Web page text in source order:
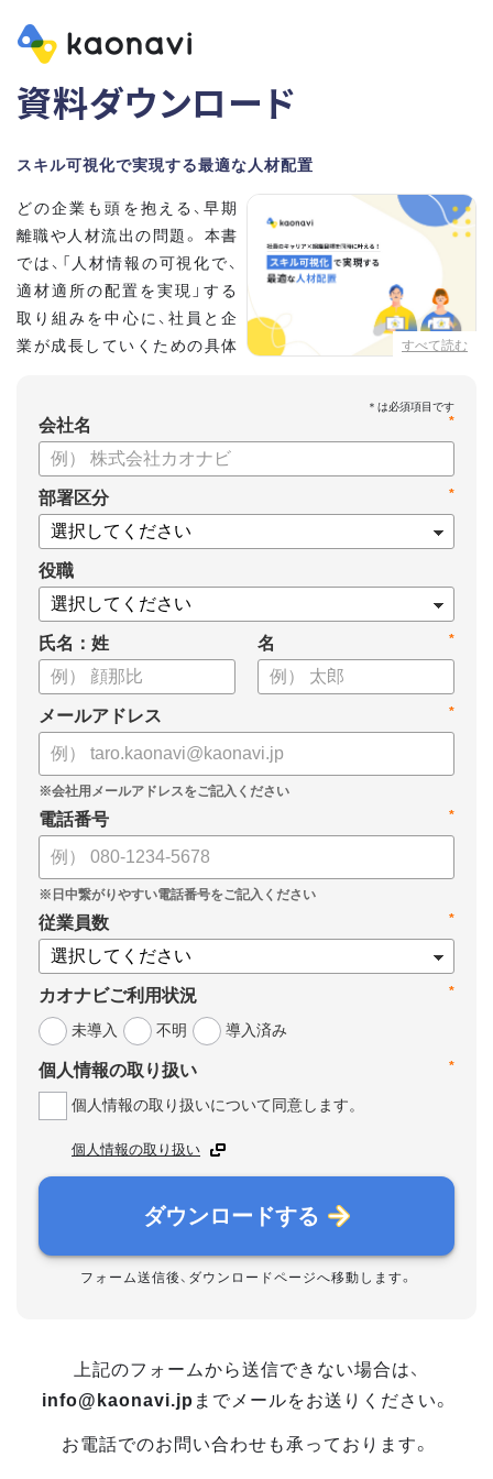
資料ダウンロード
スキル可視化で実現する最適な人材配置
すべて読む
どの企業も頭を抱える、早期
離職や人材流出の問題。 本書
では、「人材情報の可視化で、
適材適所の配置を実現」する
取り組みを中心に、社員と企
業が成長していくための具体
【資料の内容】
・不適切な人員配置の要因と悪影響
・データドリブンな人材配置のメリット
・導入イメージとリーダー育成への応用
*
会社名
*
部署区分
役職
氏名：姓 *
名
*
メールアドレス
*
電話番号
*
従業員数
*
カオナビご利用状況
未導入
不明 導入済み
*
個人情報の取り扱い
個人情報の取り扱いについて同意します。
個人情報の取り扱い
ダウンロードする
フォーム送信後、ダウンロードページへ移動します。
上記のフォームから送信できない場合は、
info@kaonavi.jp までメールをお送りください。
お電話でのお問い合わせも承っております。